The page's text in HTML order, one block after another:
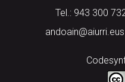
Tel.: 943 300